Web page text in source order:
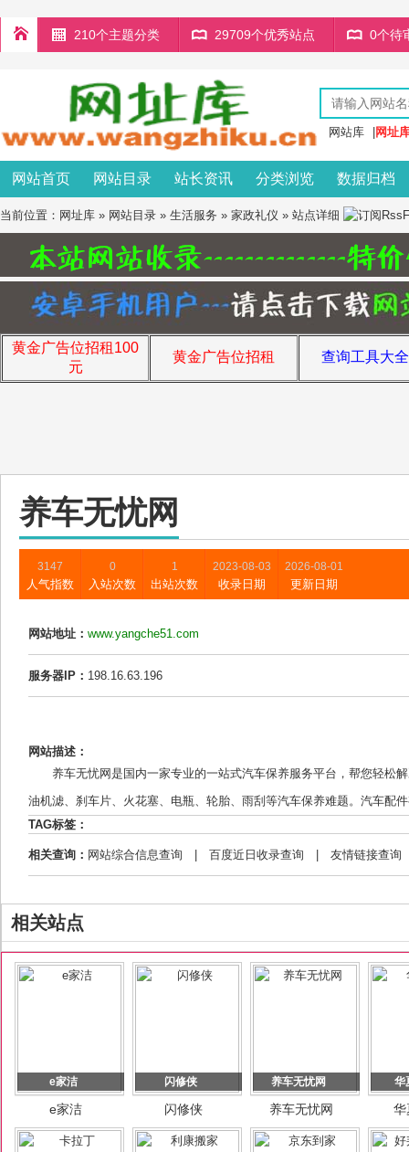
210个主题分类 29709个优秀站点 0个待
网站库 网址
网站首页 网站目录 站长资讯 分类浏览 数据归档
当前位置： 网址库 » 网站目录 » 生活服务 » 家政礼仪 » 站点详细
黄金广告位招租100
元
黄金广告位招租 查询工具大
养车无忧网
3147
人气指数
0
入站次数
1
出站次数
2023-08-03
收录日期
2026-08-01
更新日期
网站地址： www.yangche51.com
服务器IP： 198.16.63.196
网站描述：
养车无忧网是国内一家专业的一站式汽车保养服务平台，帮您轻松
油机滤、刹车片、火花塞、电瓶、轮胎、雨刮等汽车保养难题。汽车配
TAG标签：
相关查询： 网站综合信息查询 百度近日收录查询 友情链接查询
相关站点
e家洁
e家洁
闪修侠
闪修侠
养车无忧网
养车无忧网
华
华